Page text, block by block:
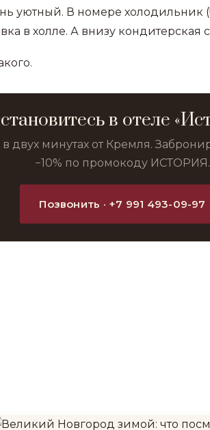
уютный. В номере холодильник
в холле. А внизу кондитерская
в отеле
в двух минутах от Кремля.
−10% по промокоду ИСТОРИЯ.
Позвонить · +7 991 493-09-97